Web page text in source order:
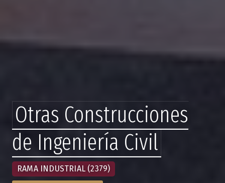
Otras Construcciones
de Ingeniería Civil
RAMA INDUSTRIAL (2379)